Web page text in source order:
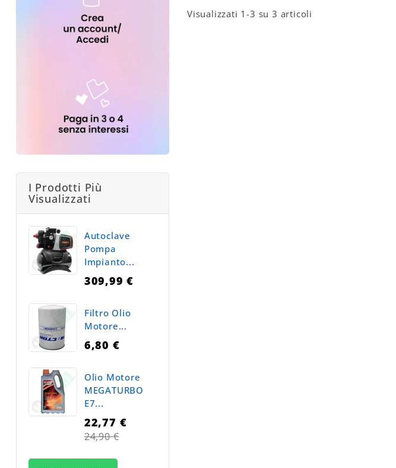
I Prodotti Più
Visualizzati
Autoclave
Pompa
Impianto...
309,99 €
Filtro Olio
Motore...
6,80 €
Olio Motore
MEGATURBO
E7...
22,77 €
Prezzo
24,90 €
Visualizzati 1-3 su 3 articoli